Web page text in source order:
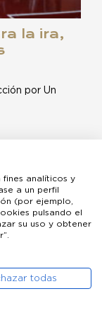
la ira,
por Un
analíticos y
a un perfil
(por ejemplo,
pulsando el
su uso y obtener
todas